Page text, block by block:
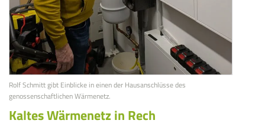
Rolf Schmitt gibt Einblicke in einen der Hausanschlüsse des
genossenschaftlichen Wärmenetz.
Kaltes Wärmenetz in Rech